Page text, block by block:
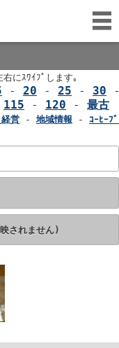
にｽﾜｲﾌﾟします｡
- 20 - 25 - 30
115 - 120 - 最古
営 - 地域情報 - ｺｰﾋｰﾌ
されません)